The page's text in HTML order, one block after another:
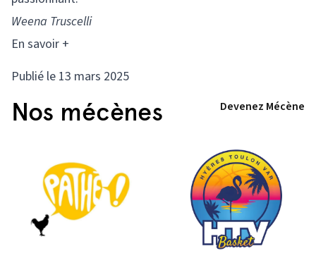
Weena Truscelli
En savoir +
Publié le 13 mars 2025
Nos mécènes Devenez Mécène